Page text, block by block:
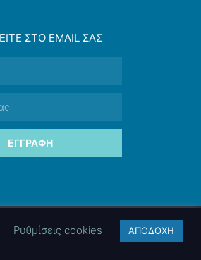
ΣΤΟ EMAIL ΣΑΣ
ΕΓΓΡΑΦΉ
Ρυθμίσεις cookies ΑΠΟΔΟΧΗ